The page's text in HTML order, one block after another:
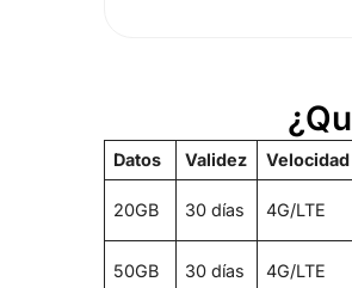
Datos Validez Velocidad
20GB 30 días 4G/LTE
50GB 30 días 4G/LTE